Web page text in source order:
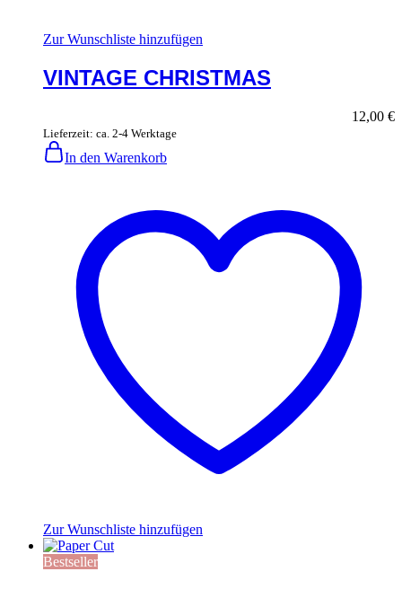
Zur Wunschliste hinzufügen
VINTAGE CHRISTMAS
12,00 €
Lieferzeit: ca. 2-4 Werktage
In den Warenkorb
Zur Wunschliste hinzufügen
Bestseller